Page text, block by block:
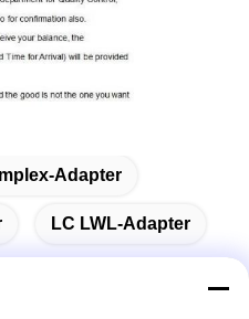
Adapter
LC LWL-Adapter